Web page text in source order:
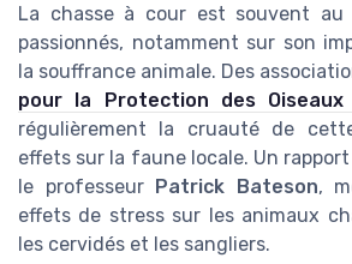
La chasse à cour est souvent
passionnés, notamment sur son
la souffrance animale. Des
pour la Protection des Oiseaux
régulièrement la cruauté de
effets sur la faune locale. Un
le professeur Patrick Bateson,
effets de stress sur les animaux
les cervidés et les sangliers.